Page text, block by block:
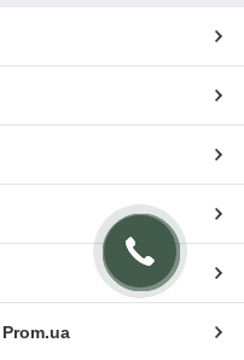
Prom.ua